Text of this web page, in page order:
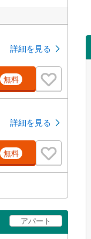
詳細を見る
無料
詳細を見る
無料
アパート